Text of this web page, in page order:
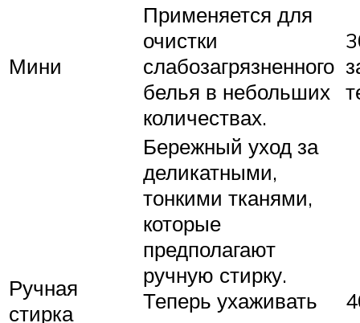
Мини
Применяется для
очистки
слабозагрязненного
белья в небольших
количествах.
Ручная
стирка
Бережный уход за
деликатными,
тонкими тканями,
которые
предполагают
ручную стирку.
Теперь ухаживать